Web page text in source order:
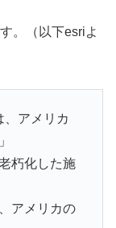
。（以下esriよ
、アメリカ
朽化した施
アメリカの